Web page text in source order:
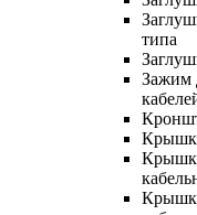
типа
Зажим